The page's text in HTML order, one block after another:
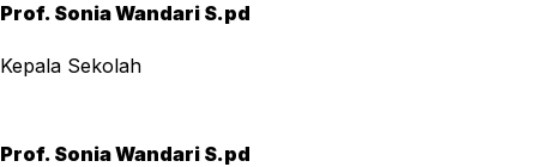
Prof. Sonia Wandari S.pd
Kepala Sekolah
Prof. Sonia Wandari S.pd